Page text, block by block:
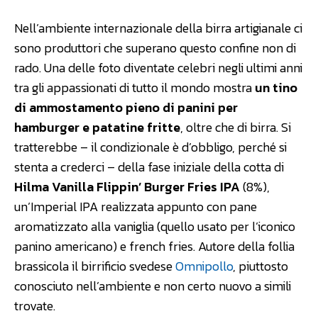
Nell’ambiente internazionale della birra artigianale ci
sono produttori che superano questo confine non di
rado. Una delle foto diventate celebri negli ultimi anni
tra gli appassionati di tutto il mondo mostraun tino
di ammostamento pieno di panini per
hamburger e patatine fritte, oltre che di birra. Si
tratterebbe – il condizionale è d’obbligo, perché si
stenta a crederci – della fase iniziale della cotta di
Hilma Vanilla Flippin’ Burger Fries IPA(8%),
un’Imperial IPA realizzata appunto con pane
aromatizzato alla vaniglia (quello usato per l’iconico
panino americano) e french fries. Autore della follia
brassicola il birrificio svedeseOmnipollo, piuttosto
conosciuto nell’ambiente e non certo nuovo a simili
trovate.